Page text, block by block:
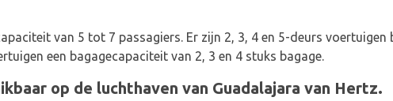
van 5 tot 7 passagiers. Er zijn 2, 3, 4 en 5-deurs voertuigen
een bagagecapaciteit van 2, 3 en 4 stuks bagage.
op de luchthaven van Guadalajara van Hertz.